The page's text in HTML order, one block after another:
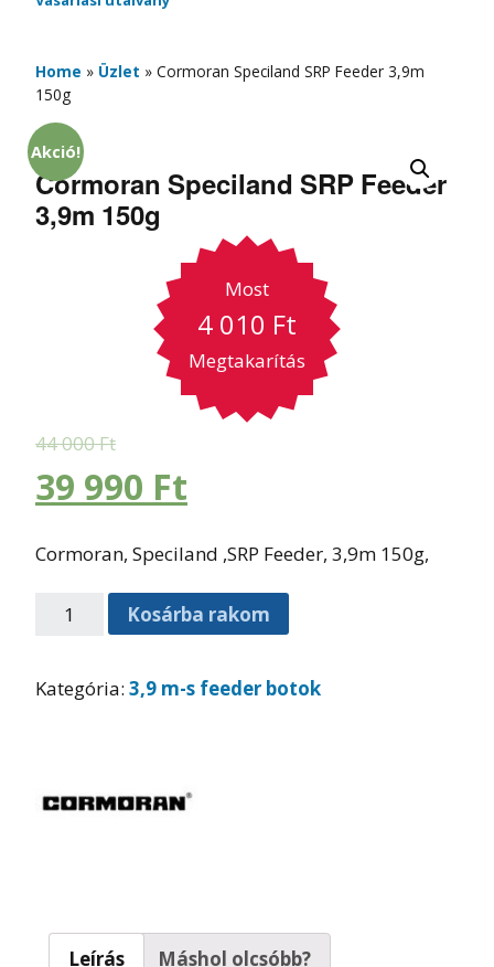
Home » Üzlet » Cormoran Speciland SRP Feeder 3,9m
150g
Akció!
Cormoran Speciland SRP Feeder
3,9m 150g
Most
4 010 Ft
Megtakarítás
44 000Ft
39 990 Ft
Cormoran, Speciland ,SRP Feeder, 3,9m 150g,
Kosárba rakom
Kategória: 3,9 m-s feeder botok
Leírás Máshol olcsóbb?